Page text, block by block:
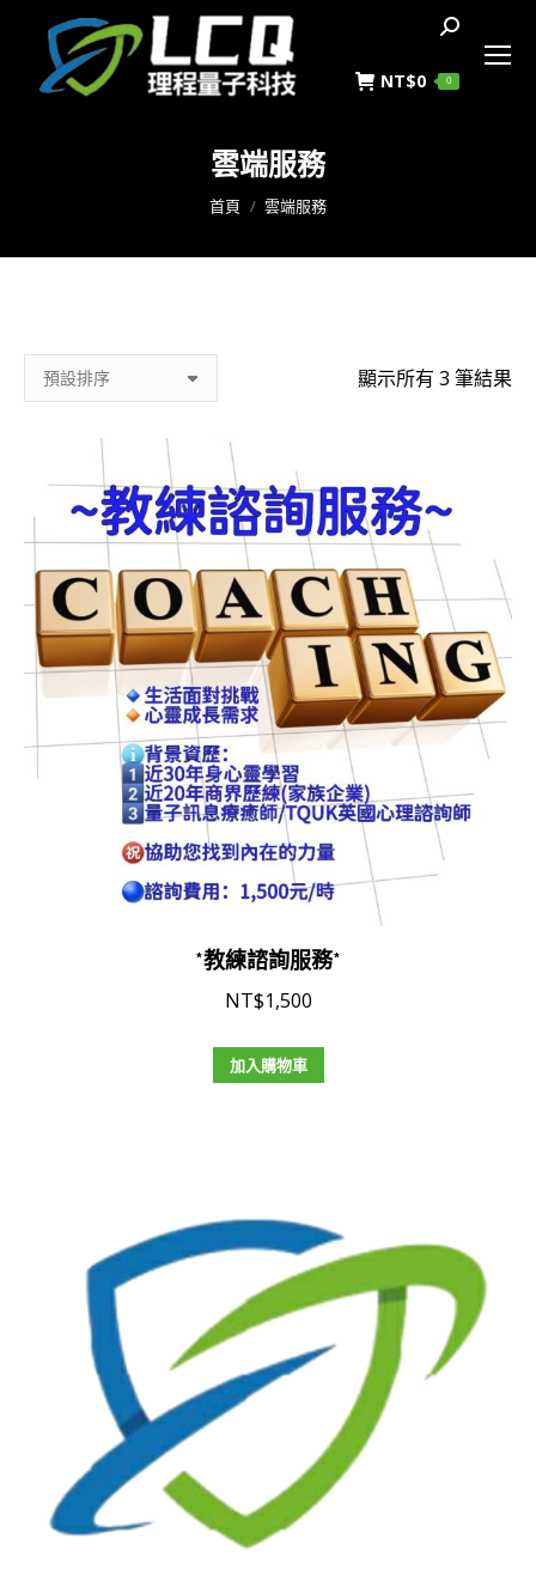
搜
NT$0 0
雲端服務
您在這裡：
首頁 雲端服務
顯示所有 3 筆結果
*教練諮詢服務*
NT$1,500
加入購物車